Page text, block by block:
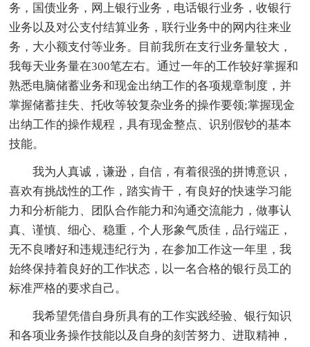
务，国债业务，网上银行业务，电话银行业务，收银行
业务以及对公支付结算业务，联行业务中的网内往来业
务，大小额支付等业务。目前我所在支行业务量较大，
我每天业务量在300笔左右。通过一年的工作较好掌握和
熟悉电脑储蓄业务和现金出纳工作的各项规章制度，并
掌握储蓄挂失、托收等较复杂业务的操作要领;掌握现金
出纳工作的操作规程，具有现金整点、识别假钞的基本
技能。
我为人真诚，谦逊，自信，有着很强的拼博意识，
喜欢有挑战性的工作，踏实肯干，有良好的快速学习能
力和分析能力、团队合作能力和沟通交流能力，做事认
真、谨慎、细心、稳重，个人形象气质佳，品行端正，
无不良嗜好和违规违纪行为，在参加工作这一年里，我
始终保持着良好的工作状态，以一名合格的银行员工的
标准严格的要求自己。
我希望凭借自身所具有的工作实践经验、银行知识
和各项业务操作技能以及自身的刻苦努力、进取精神，